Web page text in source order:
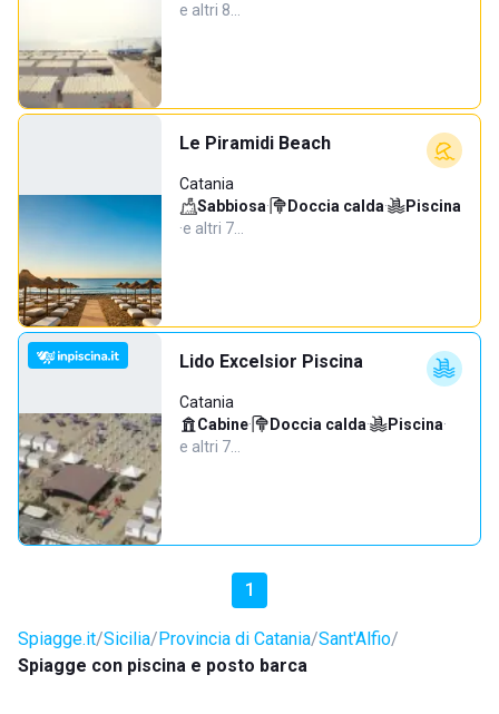
e altri 8…
Le Piramidi Beach
Catania
Sabbiosa· Doccia calda·
Piscina
·e altri 7…
Lido Excelsior Piscina
Catania
Cabine· Doccia calda· Piscina·
e altri 7…
1
Spiagge.it Sicilia Provincia di Catania Sant'Alfio
Spiagge con piscina e posto barca